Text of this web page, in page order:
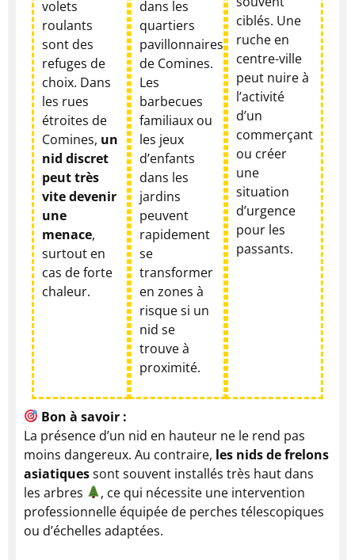
volets
roulants
sont des
refuges de
choix. Dans
les rues
étroites de
Comines, un
nid discret
peut très
vite devenir
une
menace,
surtout en
cas de forte
chaleur.
dans les
quartiers
pavillonnaires
de Comines.
Les
barbecues
familiaux ou
les jeux
d’enfants
dans les
jardins
peuvent
rapidement
se
transformer
en zones à
risque si un
nid se
trouve à
proximité.
ciblés. Une
ruche en
centre-ville
peut nuire à
l’activité
d’un
commerçant
ou créer
une
situation
d’urgence
pour les
passants.
Bon à savoir :
La présence d’un nid en hauteur ne le rend pas
moins dangereux. Au contraire, les nids de frelons
asiatiquessont souvent installés très haut dans
les arbres
, ce qui nécessite une intervention
professionnelle équipée de perches télescopiques
ou d’échelles adaptées.